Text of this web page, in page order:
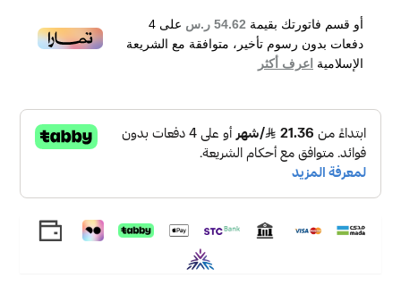
النفيسة.
المكونات العليا: إكليل الجبل والغار وزيت المريمية وخشب
الورد.
المكونات الأساسية: الطحلب والعسل والمسك والكهرمان.
Paco Rabanne Pour Homme Eau de Toilette 100ml
أو قسم فاتورتك بقيمة 54.62 ر.س على 4
دفعات بدون رسوم تأخير، متوافقة مع الشريعة
الإسلامية اعرف أكثر